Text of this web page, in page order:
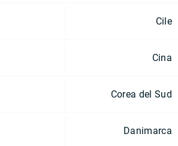
Cile
Cina
Corea del Sud
Danimarca